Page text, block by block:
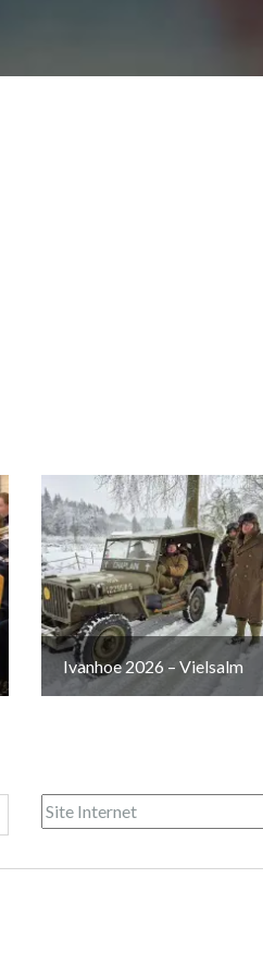
Ivanhoe 2026 – Vielsalm